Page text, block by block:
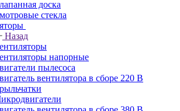
доска
стекла
Назад
напорные
пылесоса
вентилятора в сборе 220 В